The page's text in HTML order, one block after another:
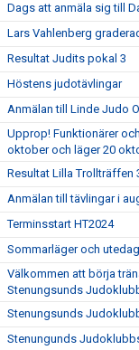
Dags att anmäla sig till
Lars Vahlenberg
Resultat Judits pokal 3
Höstens judotävlingar
Anmälan till Linde Judo
Upprop! Funktionärer
oktober och läger 20
Resultat Lilla Trollträffen
Anmälan till tävlingar i
Terminsstart HT2024
Sommarläger och utedag
Välkommen att börja
Stenungsunds
Stenungsunds
Stenungunds